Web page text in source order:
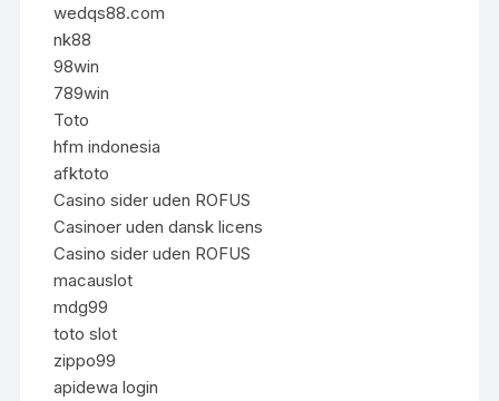
wedqs88.com
nk88
98win
789win
Toto
hfm indonesia
afktoto
Casino sider uden ROFUS
Casinoer uden dansk licens
Casino sider uden ROFUS
macauslot
mdg99
toto slot
zippo99
apidewa login